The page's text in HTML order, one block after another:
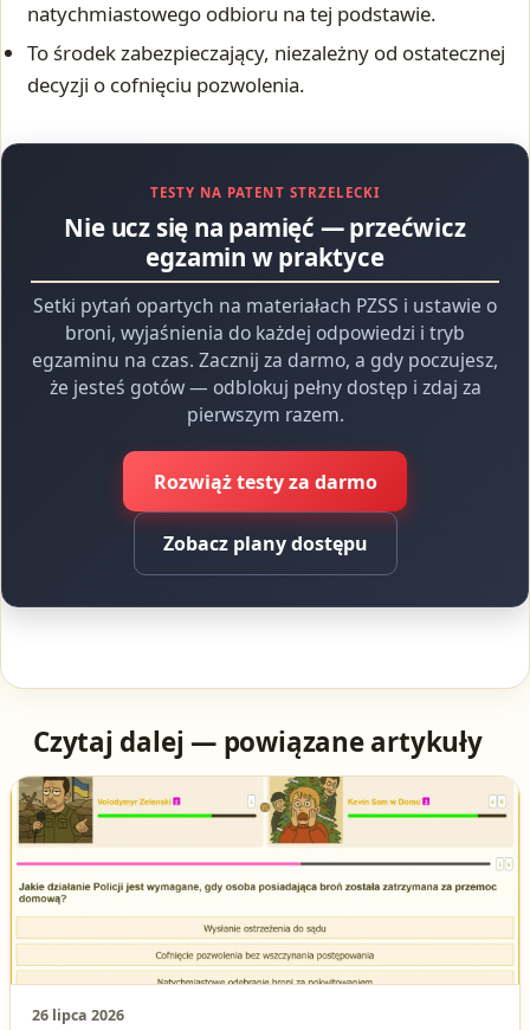
natychmiastowego odbioru na tej podstawie.
To środek zabezpieczający, niezależny od ostatecznej
decyzji o cofnięciu pozwolenia.
TESTY NA PATENT STRZELECKI
Nie ucz się na pamięć — przećwicz
egzamin w praktyce
Setki pytań opartych na materiałach PZSS i ustawie o
broni, wyjaśnienia do każdej odpowiedzi i tryb
egzaminu na czas. Zacznij za darmo, a gdy poczujesz,
że jesteś gotów — odblokuj pełny dostęp i zdaj za
pierwszym razem.
Rozwiąż testy za darmo
Zobacz plany dostępu
Czytaj dalej — powiązane artykuły
26 lipca 2026